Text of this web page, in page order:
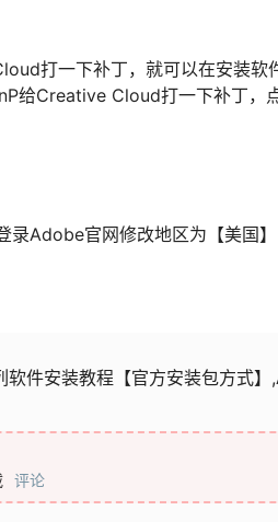
打一下补丁，就可以在安装软
给Creative Cloud打一下补丁，
Adobe官网修改地区为【美国】
件安装教程【官方安装包方式】
评论